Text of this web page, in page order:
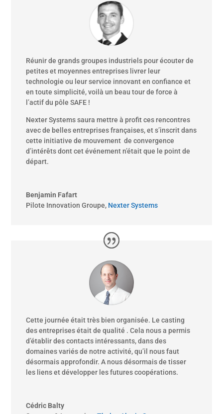
Réunir de grands groupes industriels pour écouter de
petites et moyennes entreprises livrer leur
technologie ou leur service innovant en confiance et
en toute simplicité, voilà un beau tour de force à
l’actif du pôle SAFE !
Nexter Systems saura mettre à profit ces rencontres
avec de belles entreprises françaises, et s’inscrit dans
cette initiative de mouvement de convergence
d’intérêts dont cet événement n’était que le point de
départ.
Benjamin Fafart
Pilote Innovation Groupe, Nexter Systems
Cette journée était très bien organisée. Le casting
des entreprises était de qualité . Cela nous a permis
d’établir des contacts intéressants, dans des
domaines variés de notre activité, qu’il nous faut
désormais approfondir. A nous désormais de tisser
les liens et développer les futures coopérations.
Cédric Balty